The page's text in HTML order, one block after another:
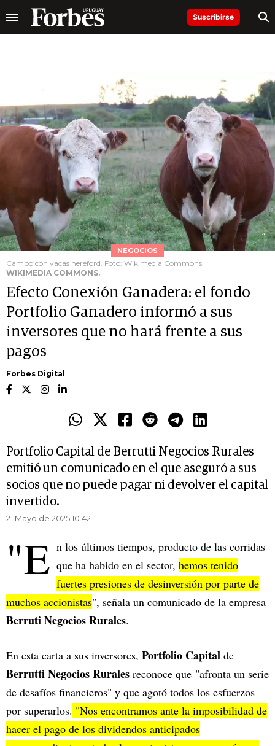
Suscribirse
NEGOCIOS
Campo con vacas hereford. Foto: Wikimedia Commons.
WIKIMEDIA COMMONS.
Efecto Conexión Ganadera: el fondo
Portfolio Ganadero informó a sus
inversores que no hará frente a sus
pagos
Forbes Digital
Portfolio Capital de Berrutti Negocios Rurales
emitió un comunicado en el que aseguró a sus
socios que no puede pagar ni devolver el capital
invertido.
21 Mayo de 2025 10.42
"E n los últimos tiempos, producto de las corridas
que ha habido en el sector, hemos tenido
fuertes presiones de desinversión por parte de
muchos accionistas", señala un comunicado de la empresa
Berruti Negocios Rurales.
En esta carta a sus inversores, Portfolio Capital de
Berrutti Negocios Rurales reconoce que "afronta un serie
de desafíos financieros" y que agotó todos los esfuerzos
por superarlos. "Nos encontramos ante la imposibilidad de
hacer el pago de los dividendos anticipados